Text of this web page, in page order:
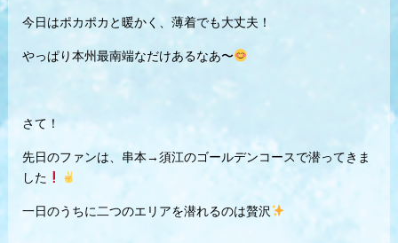
今日はポカポカと暖かく、薄着でも大丈夫！
やっぱり本州最南端なだけあるなあ〜
さて！
先日のファンは、串本→須江のゴールデンコースで潜ってきま
した
一日のうちに二つのエリアを潜れるのは贅沢